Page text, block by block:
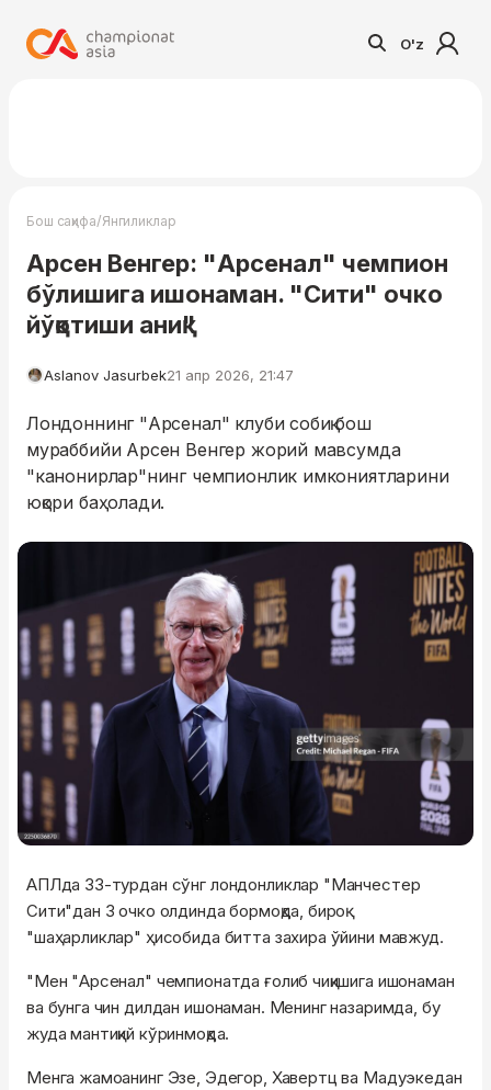
O'z
Бош саҳифа/Янгиликлар
Арсен Венгер: "Арсенал" чемпион
бўлишига ишонаман. "Сити" очко
йўқотиши аниқ"
Aslanov Jasurbek21 апр 2026, 21:47
Лондоннинг "Арсенал" клуби собиқ бош
мураббийи Арсен Венгер жорий мавсумда
"канонирлар"нинг чемпионлик имкониятларини
юқори баҳолади.
АПЛда 33-турдан сўнг лондонликлар "Манчестер
Сити"дан 3 очко олдинда бормоқда, бироқ
"шаҳарликлар" ҳисобида битта захира ўйини мавжуд.
"Мен "Арсенал" чемпионатда ғолиб чиқишига ишонаман
ва бунга чин дилдан ишонаман. Менинг назаримда, бу
жуда мантиқий кўринмоқда.
Менга жамоанинг Эзе, Эдегор, Хавертц ва Мадуэкедан